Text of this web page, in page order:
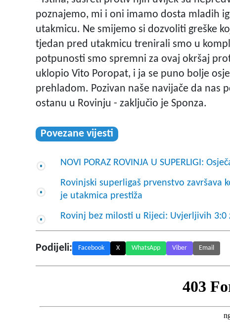
poznajemo, mi i oni imamo dosta mladih
utakmicu. Ne smijemo si dozvoliti greške
tjedan pred utakmicu trenirali smo u
potpunosti smo spremni za ovaj okršaj
uklopio Vito Poropat, i ja se puno bolje
prehladom. Pozivan naše navijače da nas
ostanu u Rovinju - zaključio je Sponza.
Povezane vijesti
NOVI PORAZ ROVINJA U SUPERLIGI:
Rovinjski superligaš prvenstvo završava
je utakmica prestiža
Rovinj bez milosti u Rijeci: Uvjerljivih
Podijeli: Facebook X WhatsApp Viber Email